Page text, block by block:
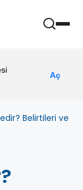
Aç
Belirtileri ve